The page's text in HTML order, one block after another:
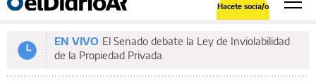
Hacete socia/o
EN VIVO El Senado debate la Ley de Inviolabilidad
de la Propiedad Privada